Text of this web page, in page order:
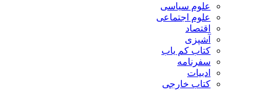
علوم سیاسی
علوم اجتماعی
اقتصاد
آشپزی
کتاب کم یاب
سفرنامه
ادبیات
کتاب خارجی